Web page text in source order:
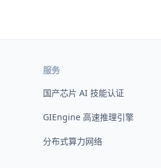
服务
国产芯片 AI 技能认证
GIEngine 高速推理引擎
分布式算力网络